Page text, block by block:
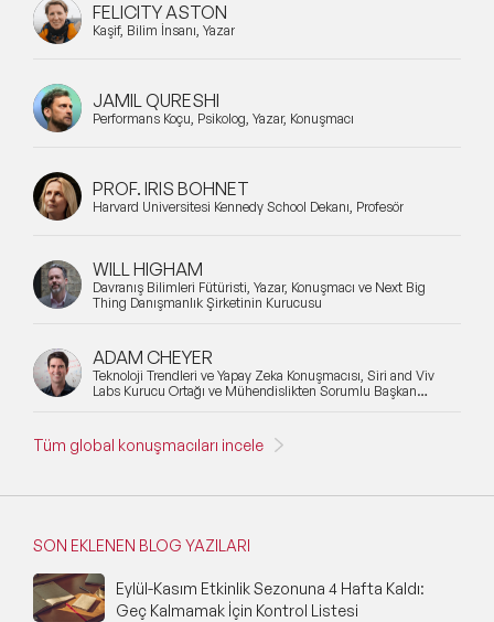
FELICITY ASTON
Kaşif, Bilim İnsanı, Yazar
JAMIL QURESHI
Performans Koçu, Psikolog, Yazar, Konuşmacı
PROF. IRIS BOHNET
Harvard Üniversitesi Kennedy School Dekanı, Profesör
WILL HIGHAM
Davranış Bilimleri Fütüristi, Yazar, Konuşmacı ve Next Big
Thing Danışmanlık Şirketinin Kurucusu
ADAM CHEYER
Teknoloji Trendleri ve Yapay Zeka Konuşmacısı, Siri and Viv
Labs Kurucu Ortağı ve Mühendislikten Sorumlu Başkan
Tüm global konuşmacıları incele
SON EKLENEN BLOG YAZILARI
Eylül-Kasım Etkinlik Sezonuna 4 Hafta Kaldı:
Geç Kalmamak İçin Kontrol Listesi